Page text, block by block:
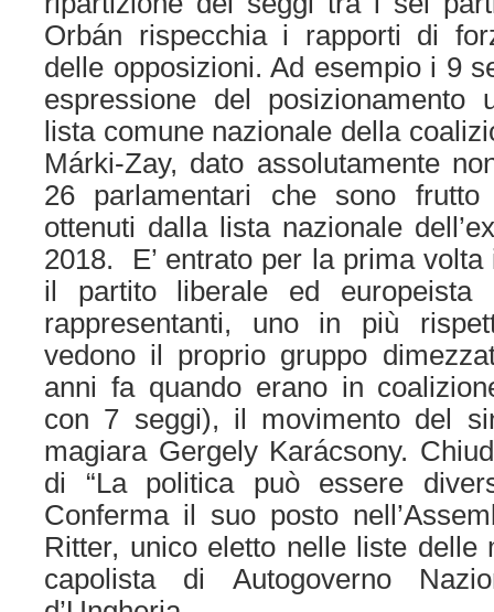
Orbán rispecchia i rapporti di
delle opposizioni. Ad esempio i 9
espressione del posizionamento
lista comune nazionale della
Márki-Zay, dato assolutamente
26 parlamentari che sono
ottenuti dalla lista nazionale
2018. E’ entrato per la prima
il partito liberale ed europeista
rappresentanti, uno in più
vedono il proprio gruppo
anni fa quando erano in
con 7 seggi), il movimento del
magiara Gergely Karácsony.
di “La politica può essere
Conferma il suo posto
Ritter, unico eletto nelle liste delle
capolista di Autogoverno